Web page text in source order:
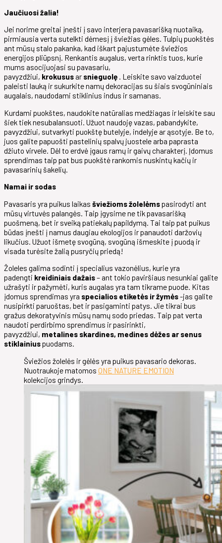
Jaučiuosi žalia!
Jei norime greitai įnešti į savo interjerą pavasarišką nuotaiką,
pirmiausia verta sutelkti dėmesį į šviežias gėles. Tulpių puokštės
ant mūsų stalo pakanka, kad iškart pajustumėte šviežios
energijos pliūpsnį. Renkantis augalus, verta rinktis tuos, kurie
mums asocijuojasi su pavasariu,
pavyzdžiui, krokusus ar snieguolę . Leiskite savo vaizduotei
paleisti lauką ir sukurkite namų dekoracijas su šiais svogūniniais
augalais, naudodami stiklinius indus ir samanas.
Kurdami puokštes, naudokite natūralias medžiagas ir leiskite sau
šiek tiek nesubalansuoti. Užuot naudoję vazas, pabandykite,
pavyzdžiui, sutvarkyti puokštę butelyje, indelyje ar ąsotyje. Be to,
juos galite papuošti pastelinių spalvų juostele arba paprasta
džiuto virvele. Dėl to erdvė įgaus ramų ir gaivų charakterį. Įdomus
sprendimas taip pat bus puokštė rankomis nuskintų kačių ir
pavasarinių šakelių.
Namai ir sodas
Pavasaris yra puikus laikas šviežioms žolelėmspasirodyti ant
mūsų virtuvės palangės. Taip įgysime ne tik pavasarišką
puošmeną, bet ir sveiką patiekalų papildymą. Tai taip pat puikus
būdas įnešti į namus daugiau ekologijos ir panaudoti daržovių
likučius. Užuot išmetę svogūną, svogūną išmeskite į puodą ir
visada turėsite žalią pusryčių priedą!
Žoleles galima sodinti į specialius vazonėlius, kurie yra
padengti kreidiniais dažais– ant tokio paviršiaus nesunkiai galite
užrašyti ir pažymėti, kuris augalas yra tam tikrame puode. Kitas
įdomus sprendimas yra specialios etiketės ir žymės-jas galite
nusipirkti paruoštas, bet ir pasigaminti patys. Jie tikrai bus
gražus dekoratyvinis mūsų namų sodo priedas. Taip pat verta
naudoti perdirbimo sprendimus ir pasirinkti,
pavyzdžiui, metalines skardines, medines dėžes ar senus
stiklainiuspuodams.
Šviežios žolelės ir gėlės yra puikus pavasario dekoras.
Nuotraukoje matomos ONE NATURE EMOTION
kolekcijos grindys.